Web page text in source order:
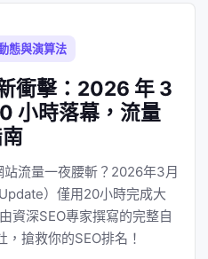
態與演算法
衝擊：2026 年 3
小時落幕，流量
流量一夜腰斬？2026年3月
）僅用20小時完成大
資深SEO專家撰寫的完整自
搶救你的SEO排名！